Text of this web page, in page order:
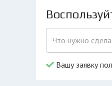
Вашу заявку